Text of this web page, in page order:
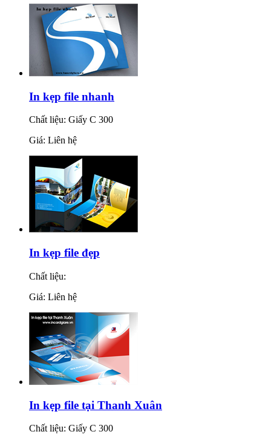
In kẹp file nhanh
Chất liệu: Giấy C 300
Giá: Liên hệ
In kẹp file đẹp
Chất liệu:
Giá: Liên hệ
In kẹp file tại Thanh Xuân
Chất liệu: Giấy C 300